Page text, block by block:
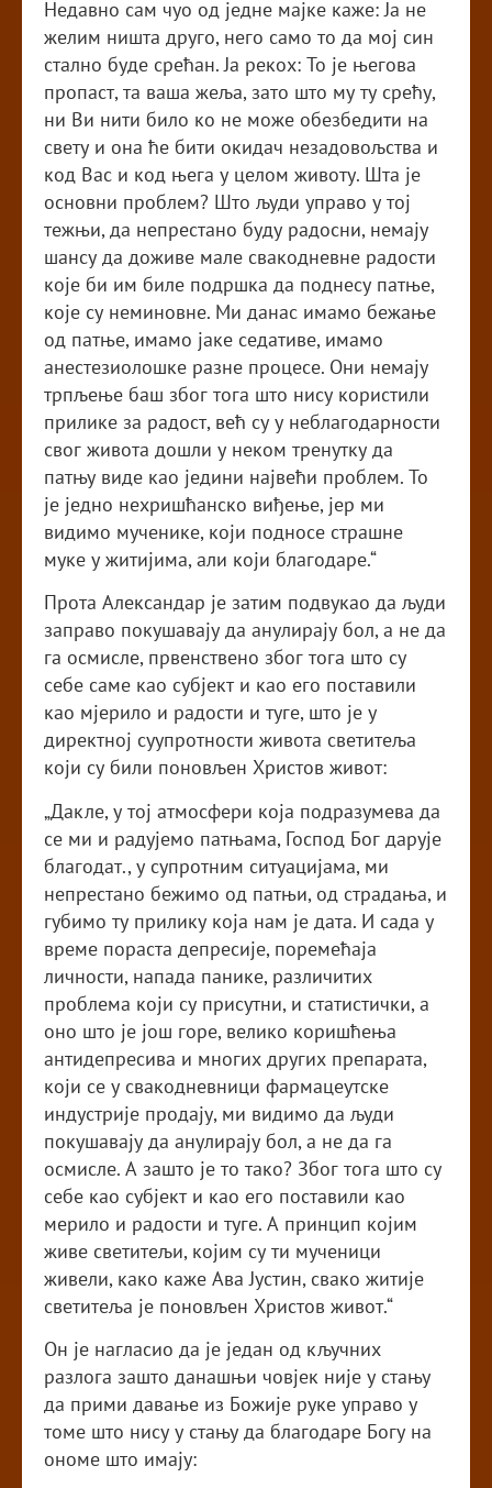
Недавно сам чуо од једне мајке каже: Ја не
желим ништа друго, него само то да мој син
стално буде срећан. Ја рекох: То је његова
пропаст, та ваша жеља, зато што му ту срећу,
ни Ви нити било ко не може обезбедити на
свету и она ће бити окидач незадовољства и
код Вас и код њега у целом животу. Шта је
основни проблем? Што људи управо у тој
тежњи, да непрестано буду радосни, немају
шансу да доживе мале свакодневне радости
које би им биле подршка да поднесу патње,
које су неминовне. Ми данас имамо бежање
од патње, имамо јаке седативе, имамо
анестезиолошке разне процесе. Они немају
трпљење баш због тога што нису користили
прилике за радост, већ су у неблагодарности
свог живота дошли у неком тренутку да
патњу виде као једини највећи проблем. То
је једно нехришћанско виђење, јер ми
видимо мученике, који подносе страшне
муке у житијима, али који благодаре.“
Прота Александар је затим подвукао да људи
заправо покушавају да анулирају бол, а не да
га осмисле, првенствено због тога што су
себе саме као субјект и као его поставили
као мјерило и радости и туге, што је у
директној суупротности живота светитеља
који су били поновљен Христов живот:
„Дакле, у тој атмосфери која подразумева да
се ми и радујемо патњама, Господ Бог дарује
благодат., у супротним ситуацијама, ми
непрестано бежимо од патњи, од страдања, и
губимо ту прилику која нам је дата. И сада у
време пораста депресије, поремећаја
личности, напада панике, различитих
проблема који су присутни, и статистички, а
оно што је још горе, велико коришћења
антидепресива и многих других препарата,
који се у свакодневници фармацеутске
индустрије продају, ми видимо да људи
покушавају да анулирају бол, а не да га
осмисле. А зашто је то тако? Због тога што су
себе као субјект и као его поставили као
мерило и радости и туге. А принцип којим
живе светитељи, којим су ти мученици
живели, како каже Ава Јустин, свако житије
светитеља је поновљен Христов живот.“
Он је нагласио да је један од кључних
разлога зашто данашњи човјек није у стању
да прими давање из Божије руке управо у
томе што нису у стању да благодаре Богу на
ономе што имају: